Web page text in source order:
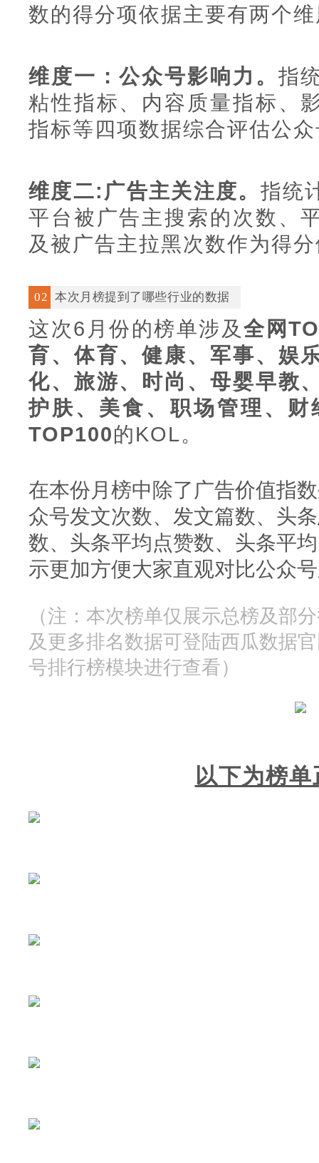
数的得分项依据主要有两个
维度一：公众号影响力。 指
粘性指标、内容质量指标、
指标等四项数据综合评估公
维度二:广告主关注度。 指统
平台被广告主搜索的次数、
及被广告主拉黑次数作为得
02 本次月榜提到了哪些行业的数据
这次6月份的榜单涉及 全网
育、体育、健康、军事、娱
化、旅游、时尚、母婴早教
护肤、美食、职场管理、财
TOP100的KOL。
在本份月榜中除了广告价值指
众号发文次数、发文篇数、头
数、头条平均点赞数、头条平
示更加方便大家直观对比公众
（注： 本次榜单仅展示总榜及部
及更多排名数据可登陆西瓜数据
号排行榜模块进行查看）
以下为榜